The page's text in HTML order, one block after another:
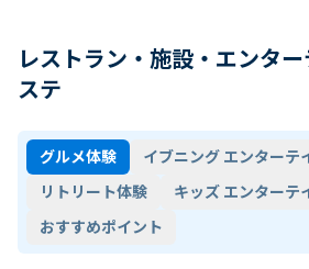
レストラン・施設・エンタ
ステ
グルメ体験
イブニング エンターテ
リトリート体験
キッズ エンターテ
おすすめポイント